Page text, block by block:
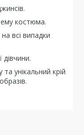
костюма.
всі випадки
дівчини.
унікальний крій